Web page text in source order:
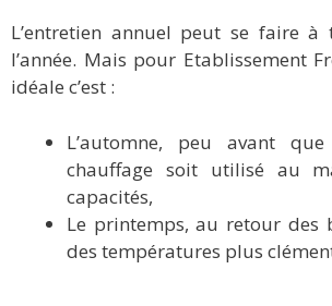
L’entretien annuel peut se faire
l’année. Mais pour Etablissement
idéale c’est :
L’automne, peu avant
chauffage soit utilisé au
capacités,
Le printemps, au retour des
des températures plus